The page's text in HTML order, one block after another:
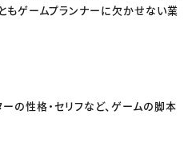
もゲームプランナーに欠かせない業
の性格・セリフなど、ゲームの脚本